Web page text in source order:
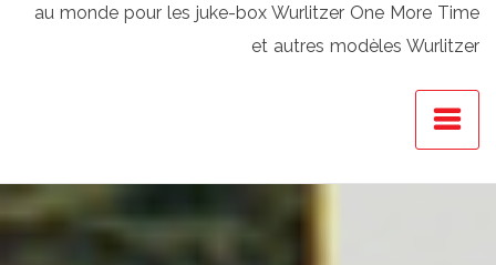
au monde pour les juke-box Wurlitzer One More Time
et autres modèles Wurlitzer